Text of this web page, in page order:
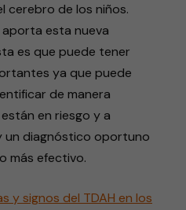
cerebro de los niños.
esta nueva
es que puede tener
ya que puede
de manera
en riesgo y a
un diagnóstico oportuno
más efectivo.
y signos del TDAH en los